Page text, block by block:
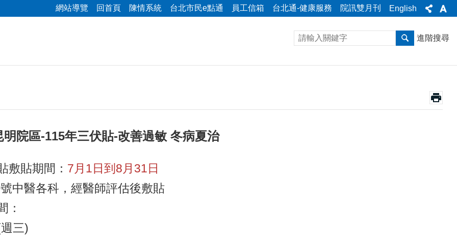
網站導覽 回首頁 陳情系統 台北市民e點通 員工信箱 台北通-健康服務 院訊雙月刊 English
進階搜尋
院區-115年三伏貼-改善過敏 冬病夏治
敷貼期間： 7月1日到8月31日
中醫各科，經醫師評估後敷貼
：
三)